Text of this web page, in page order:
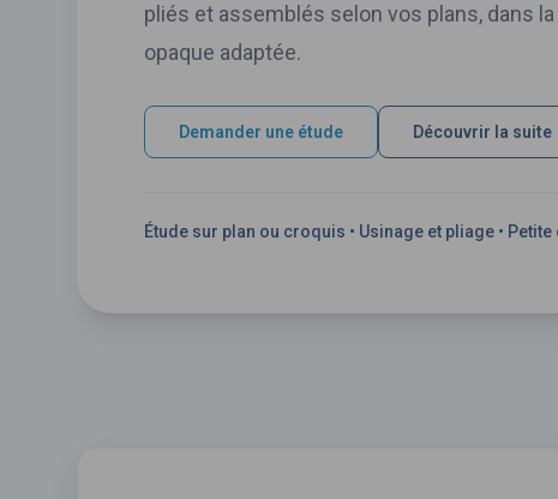
pliés et assemblés selon vos plans, dans
opaque adaptée.
Demander une étude Découvrir la suite
Étude sur plan ou croquis • Usinage et pliage •